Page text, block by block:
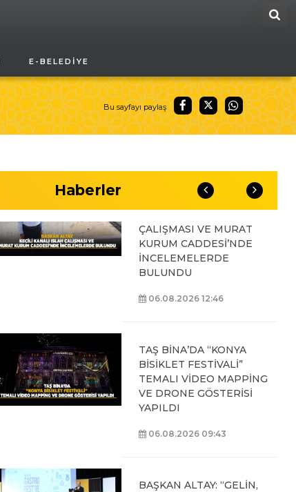
E-BELEDIYE
Bu sayfayı paylaş
Haberler
OYUNLARI’NIN FİNAL
TURUNDA
ÖĞRENCİLERİN
HEYECANINI PAYLAŞTI
BAŞKAN ALTAY, KEÇİLİ
ÇALIŞMASI VE MURAT
KURUM CADDESİ’NDE
İNCELEMELERDE
BULUNDU
06.08.2026 12:46
TAŞ BİNA’DA “KONYA
BİSİKLET FESTİVALİ”
TEMALI VİDEO MAPPİNG
VE DRONE GÖSTERİSİ
YAPILDI
06.08.2026 09:43
BAŞKAN ALTAY: “GELİN,